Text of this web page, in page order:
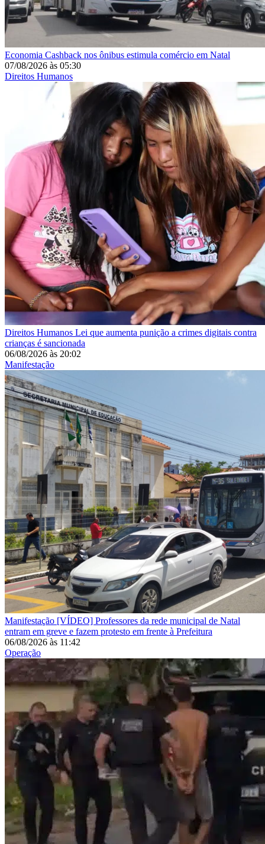
Economia Cashback nos ônibus estimula comércio em Natal
07/08/2026 às 05:30
Direitos Humanos
Direitos Humanos Lei que aumenta punição a crimes digitais contra
crianças é sancionada
06/08/2026 às 20:02
Manifestação
Manifestação [VÍDEO] Professores da rede municipal de Natal
entram em greve e fazem protesto em frente à Prefeitura
06/08/2026 às 11:42
Operação